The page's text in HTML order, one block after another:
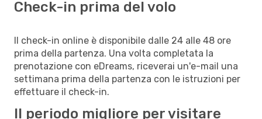
Check-in prima del volo
Il check-in online è disponibile dalle 24 alle 48 ore
prima della partenza. Una volta completata la
prenotazione con eDreams, riceverai un'e-mail una
settimana prima della partenza con le istruzioni per
effettuare il check-in.
Il periodo migliore per visitare